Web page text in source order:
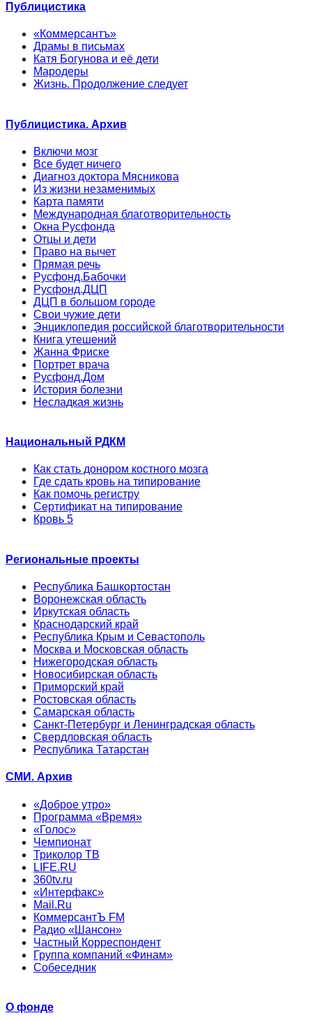
Публицистика
«Коммерсантъ»
Драмы в письмах
Катя Богунова и её дети
Мародеры
Жизнь. Продолжение следует
Публицистика. Архив
Включи мозг
Все будет ничего
Диагноз доктора Мясникова
Из жизни незаменимых
Карта памяти
Международная благотворительность
Окна Русфонда
Отцы и дети
Право на вычет
Прямая речь
Русфонд.Бабочки
Русфонд.ДЦП
ДЦП в большом городе
Свои чужие дети
Энциклопедия российской благотворительности
Книга утешений
Жанна Фриске
Портрет врача
Русфонд.Дом
История болезни
Несладкая жизнь
Национальный РДКМ
Как стать донором костного мозга
Где сдать кровь на типирование
Как помочь регистру
Сертификат на типирование
Кровь 5
Региональные проекты
Республика Башкортостан
Воронежская область
Иркутская область
Краснодарский край
Республика Крым и Севастополь
Москва и Московская область
Нижегородская область
Новосибирская область
Приморский край
Ростовская область
Самарская область
Санкт-Петербург и Ленинградская область
Свердловская область
Республика Татарстан
СМИ. Архив
«Доброе утро»
Программа «Время»
«Голос»
Чемпионат
Триколор ТВ
LIFE.RU
360tv.ru
«Интерфакс»
Mail.Ru
КоммерсантЪ FM
Радио «Шансон»
Частный Корреспондент
Группа компаний «Финам»
Собеседник
О фонде